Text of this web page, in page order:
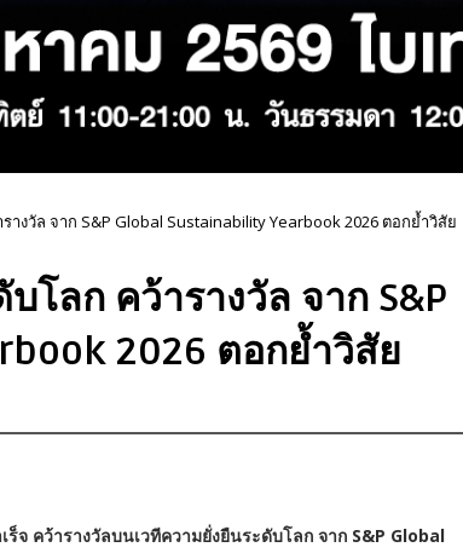
างวัล จาก S&P Global Sustainability Yearbook 2026 ตอกย้ำวิสัย
โลก คว้ารางวัล จาก S&P
2026 ตอกย้ำวิสัย
จ คว้ารางวัลบนเวทีความยั่งยืนระดับโลก จาก S&P Global